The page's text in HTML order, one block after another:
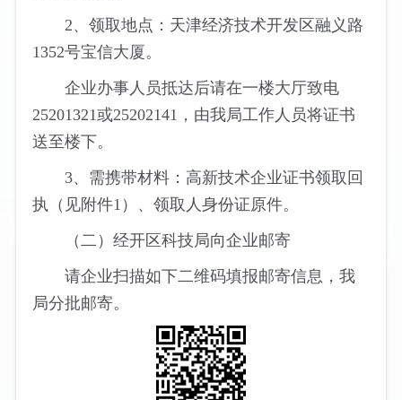
2、领取地点：天津经济技术开发区融义路
1352号宝信大厦。
企业办事人员抵达后请在一楼大厅致电
25201321或25202141，由我局工作人员将证书
送至楼下。
3、需携带材料：高新技术企业证书领取回
执（见附件1）、领取人身份证原件。
（二）经开区科技局向企业邮寄
请企业扫描如下二维码填报邮寄信息，我
局分批邮寄。